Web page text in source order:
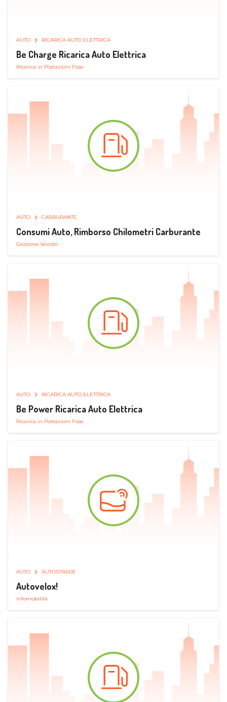
AUTO RICARICA AUTO ELETTRICA
Be Charge Ricarica Auto Elettrica
Ricarica in Postazioni Fisse
AUTO CARBURANTE
Consumi Auto, Rimborso Chilometri Carburante
Gestione Veicolo
AUTO RICARICA AUTO ELETTRICA
Be Power Ricarica Auto Elettrica
Ricarica in Postazioni Fisse
AUTO AUTOSTRADE
Autovelox!
Infomobilità